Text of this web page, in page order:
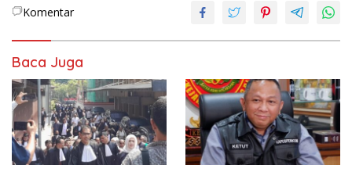
Komentar
Baca Juga